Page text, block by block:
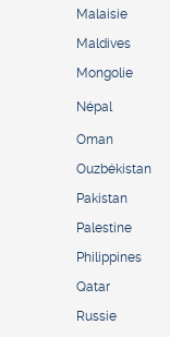
Malaisie
Maldives
Mongolie
Népal
Oman
Ouzbékistan
Pakistan
Palestine
Philippines
Qatar
Russie